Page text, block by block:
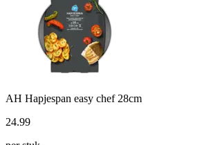
AH Hapjespan easy chef 28cm
24.99